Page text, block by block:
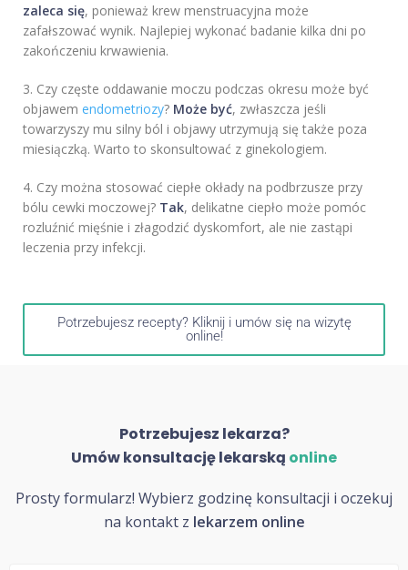
zaleca się, ponieważ krew menstruacyjna może
zafałszować wynik. Najlepiej wykonać badanie kilka dni po
zakończeniu krwawienia.
3. Czy częste oddawanie moczu podczas okresu może być
objawem endometriozy? Może być, zwłaszcza jeśli
towarzyszy mu silny ból i objawy utrzymują się także poza
miesiączką. Warto to skonsultować z ginekologiem.
4. Czy można stosować ciepłe okłady na podbrzusze przy
bólu cewki moczowej? Tak, delikatne ciepło może pomóc
rozluźnić mięśnie i złagodzić dyskomfort, ale nie zastąpi
leczenia przy infekcji.
Potrzebujesz recepty? Kliknij i umów się na wizytę
online!
Potrzebujesz lekarza?
Umów konsultację lekarską online
Prosty formularz! Wybierz godzinę konsultacji i oczekuj
na kontakt z lekarzem online